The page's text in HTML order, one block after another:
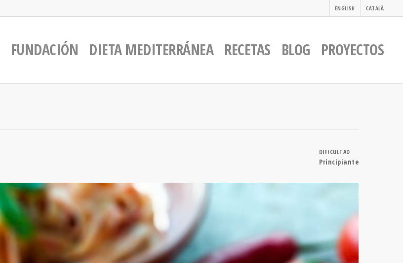
ENGLISH CATALÀ
FUNDACIÓN DIETA MEDITERRÁNEA RECETAS BLOG PROYECTOS
DIFICULTAD
Principiante